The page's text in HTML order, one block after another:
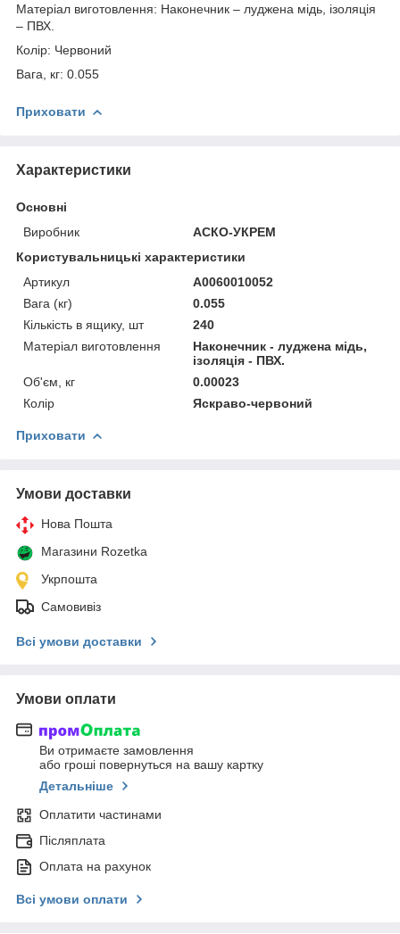
Матеріал виготовлення: Наконечник – луджена мідь, ізоляція
– ПВХ.
Колір: Червоний
Вага, кг: 0.055
Приховати
Характеристики
Основні
Виробник
АСКО-УКРЕМ
Користувальницькі характеристики
Артикул
A0060010052
Вага (кг)
0.055
Кількість в ящику, шт
240
Матеріал виготовлення
Наконечник - луджена мідь,
ізоляція - ПВХ.
Об'єм, кг
0.00023
Колір
Яскраво-червоний
Приховати
Умови доставки
Нова Пошта
Магазини Rozetka
Укрпошта
Самовивіз
Всі умови доставки
Умови оплати
Ви отримаєте замовлення
або гроші повернуться на вашу картку
Детальніше
Оплатити частинами
Післяплата
Оплата на рахунок
Всі умови оплати